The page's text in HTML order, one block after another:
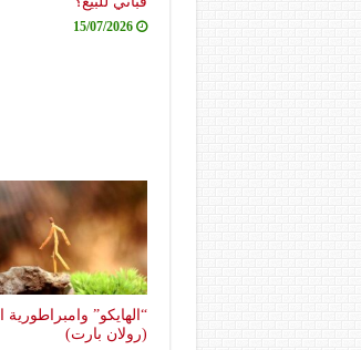
15/07/2026
“الهايكو” وامبراطورية
(رولان بارت)